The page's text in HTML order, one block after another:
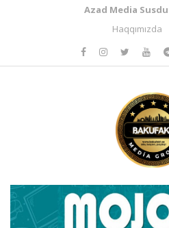
Azad Media
Haqqımızda